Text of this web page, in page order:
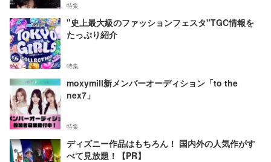
特集
"史上最大級のファッションフェスタ"TGC情報を
たっぷり紹介
特集
moxymill新メンバーオーディション「to the
nex7」
特集
ディズニー作品はもちろん！ 国内外の人気作がす
べて見放題！【PR】